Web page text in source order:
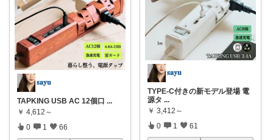
𝐬𝐚𝐲𝐮
TAPKING USB AC 12個口 ...
￥ 4,612～
0 1 66
𝐬𝐚𝐲𝐮
TYPE-C付きの新モデル登場 電
源タ ...
￥ 3,412～
0 1 61